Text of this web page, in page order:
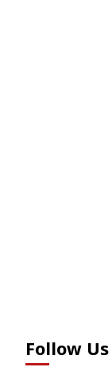
Follow Us